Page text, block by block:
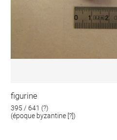
figurine
395 / 641 (?)
(époque byzantine [?])